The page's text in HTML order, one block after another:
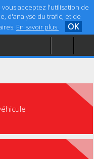
vous acceptez l'utilisation de
d'analyse du trafic, et de
En savoir plus. OK